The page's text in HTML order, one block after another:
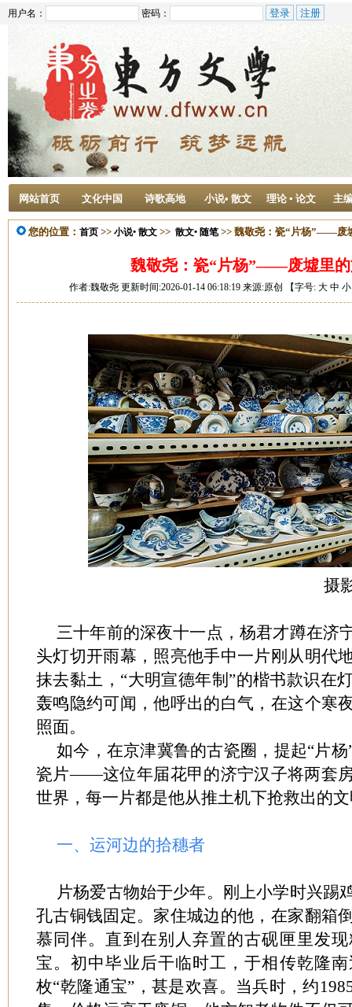
用户名： 密码：
网站首页 文化中国 诗歌高地 小说• 散文 理论 ▪ 论文 主
您的位置： 首页 >> 小说• 散文 >> 散文• 随笔>> 魏敬尧：瓷“片杨”——废
魏敬尧：瓷“片杨”——废墟里的
作者:魏敬尧 更新时间:2026-01-14 06:18:19 来源:原创 【字号: 大 中 小
摄影 卜
三十年前的深夜十一点，杨君才蹲在济
头灯切开雨幕，照亮他手中一片刚从明代
抹去黏土，“大明宣德年制”的楷书款识在
轰鸣隐约可闻，他呼出的白气，在这个寒
照面。
如今，在京津冀鲁的古瓷圈，提起“片
瓷片——这位年届花甲的济宁汉子将两套
世界，每一片都是他从推土机下抢救出的
一、运河边的拾穗者
片杨爱古物始于少年。刚上小学时兴踢
孔古铜钱固定。家住城边的他，在家翻箱
慕同伴。直到在别人弃置的古砚匣里发
宝。初中毕业后干临时工，于相传乾隆
枚“乾隆通宝”，甚是欢喜。当兵时，约